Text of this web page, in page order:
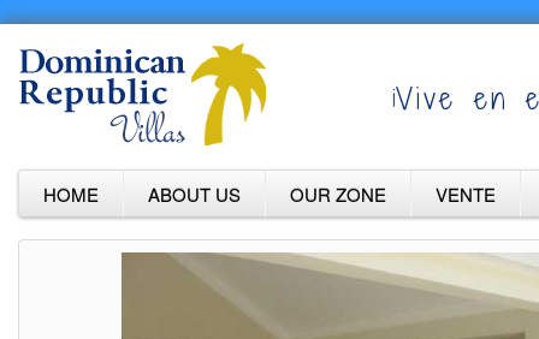
¡Vive en
HOME ABOUT US OUR ZONE VENTE